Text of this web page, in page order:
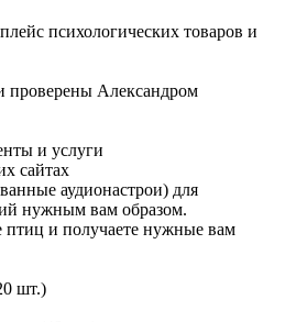
психологических товаров и
проверены Александром
и услуги
сайтах
аудионастрои) для
нужным вам образом.
птиц и получаете нужные вам
шт.)